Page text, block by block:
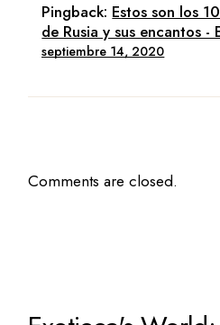
Pingback: Estos son los
de Rusia y sus encantos -
septiembre 14, 2020
Comments are closed.